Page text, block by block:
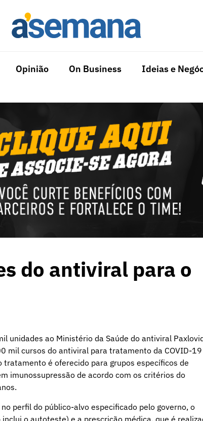
Opinião On Business Ideias e
do antiviral para o
unidades ao Ministério da Saúde do antiviral
mil cursos do antiviral para tratamento da COVID-19
tratamento é oferecido para grupos específicos de
imunossupressão de acordo com os critérios do
perfil do público-alvo especificado pelo governo, o
o autoteste) e a prescrição médica, que é